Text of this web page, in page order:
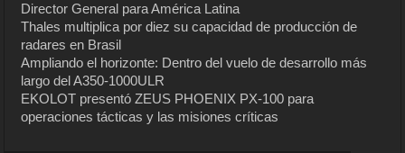
Director General para América Latina
Thales multiplica por diez su capacidad de producción de
radares en Brasil
Ampliando el horizonte: Dentro del vuelo de desarrollo más
largo del A350-1000ULR
EKOLOT presentó ZEUS PHOENIX PX-100 para
operaciones tácticas y las misiones críticas